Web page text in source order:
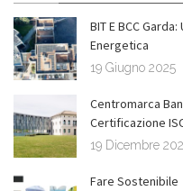
BIT E BCC
Energetica
19 Giugno 2025
Centromarca
Certificazione
19 Dicembre
Fare Sostenibile